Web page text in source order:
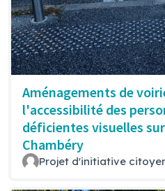
Aménagements de
l'accessibilité des
déficientes visuelles
Chambéry
Projet d'initiative